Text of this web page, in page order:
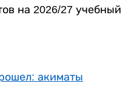
на 2026/27 учебный
акиматы